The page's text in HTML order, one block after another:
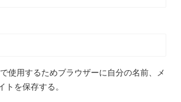
使用するためブラウザーに自分の名前、メ
トを保存する。